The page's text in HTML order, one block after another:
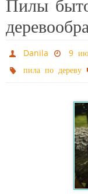
Пилы
Danila 9
пила по дереву